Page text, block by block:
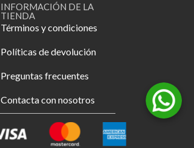
INFORMACIÓN DE LA
TIENDA
Términos y condiciones
Políticas de devolución
Preguntas frecuentes
Contacta con nosotros